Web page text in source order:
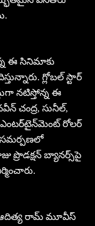
ఈ సినిమాకు
గ్లోబ‌ల్ స్టార్
న‌టిస్తోన్న ఈ
చంద్ర‌, సునీల్‌,
ఎంట‌ర్‌టైన్‌మెంట్ రోల‌ర్
స‌మ‌ర్ప‌ణ‌లో
ప్రొడక్షన్ బ్యానర్స్‌పై
రామ్ మూవీస్